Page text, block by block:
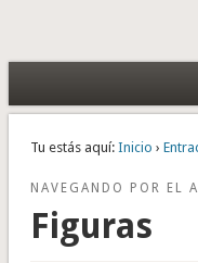
Tu estás aquí: Inicio ›
NAVEGANDO POR EL
Figuras